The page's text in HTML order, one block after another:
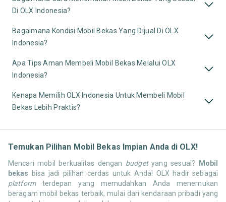
Di OLX Indonesia?
Bagaimana Kondisi Mobil Bekas Yang Dijual Di OLX
Indonesia?
Apa Tips Aman Membeli Mobil Bekas Melalui OLX
Indonesia?
Kenapa Memilih OLX Indonesia Untuk Membeli Mobil
Bekas Lebih Praktis?
Temukan Pilihan Mobil Bekas Impian Anda di OLX!
Mencari mobil berkualitas dengan budgetyang sesuai? Mobil
bekas bisa jadi pilihan cerdas untuk Anda! OLX hadir sebagai
platformterdepan yang memudahkan Anda menemukan
beragam mobil bekas terbaik, mulai dari kendaraan pribadi yang